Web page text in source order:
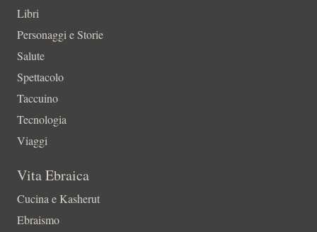
Libri
Personaggi e Storie
Salute
Spettacolo
Taccuino
Tecnologia
Viaggi
Vita Ebraica
Cucina e Kasherut
Ebraismo